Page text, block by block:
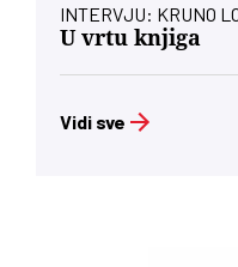
INTERVJU: KRUNO
U vrtu knjiga
Vidi sve